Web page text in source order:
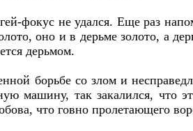
фокус не удался. Еще раз
оно и в дерьме золото, а
дерьмом.
борьбе со злом и
машину, так закалился, что
что говно пролетающего